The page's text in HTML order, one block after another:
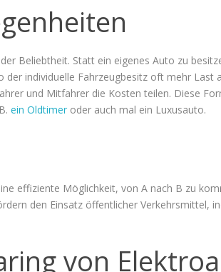
Beliebtheit. Statt ein eigenes Auto zu
individuelle Fahrzeugbesitz oft mehr
und Mitfahrer die Kosten teilen. Diese
ein Oldtimer oder auch mal ein Luxusauto.
effiziente Möglichkeit, von A nach B zu
den Einsatz öffentlicher Verkehrsmittel,
von